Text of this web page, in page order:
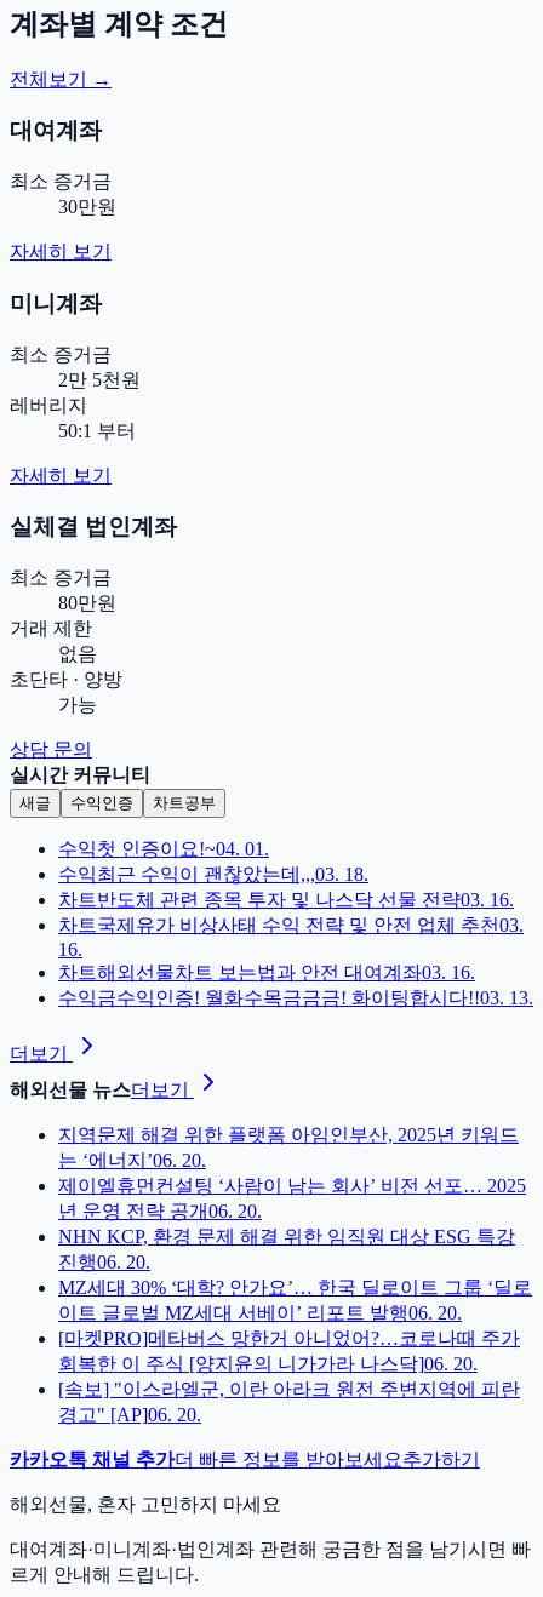
계좌별 계약 조건
전체보기 →
대여계좌
최소 증거금
30만원
자세히 보기
미니계좌
최소 증거금
2만 5천원
레버리지
50:1 부터
자세히 보기
실체결 법인계좌
최소 증거금
80만원
거래 제한
없음
초단타 · 양방
가능
상담 문의
실시간 커뮤니티
새글 수익인증 차트공부
수익첫 인증이요!~04. 01.
수익최근 수익이 괜찮았는데,,,03. 18.
차트반도체 관련 종목 투자 및 나스닥 선물 전략03. 16.
차트국제유가 비상사태 수익 전략 및 안전 업체 추천03.
16.
차트해외선물차트 보는법과 안전 대여계좌03. 16.
수익금수익인증! 월화수목금금금! 화이팅합시다!!03. 13.
더보기
해외선물 뉴스더보기
지역문제 해결 위한 플랫폼 아임인부산, 2025년 키워드
는 ‘에너지’06. 20.
제이엘휴먼컨설팅 ‘사람이 남는 회사’ 비전 선포… 2025
년 운영 전략 공개06. 20.
NHN KCP, 환경 문제 해결 위한 임직원 대상 ESG 특강
진행06. 20.
MZ세대 30% ‘대학? 안가요’… 한국 딜로이트 그룹 ‘딜로
이트 글로벌 MZ세대 서베이’ 리포트 발행06. 20.
[마켓PRO]메타버스 망한거 아니었어?…코로나때 주가
회복한 이 주식 [양지윤의 니가가라 나스닥]06. 20.
[속보] "이스라엘군, 이란 아라크 원전 주변지역에 피란
경고" [AP]06. 20.
카카오톡 채널 추가더 빠른 정보를 받아보세요추가하기
해외선물, 혼자 고민하지 마세요
대여계좌·미니계좌·법인계좌 관련해 궁금한 점을 남기시면 빠
르게 안내해 드립니다.